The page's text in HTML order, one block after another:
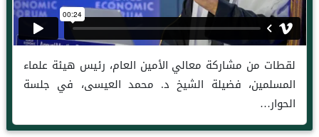
لقطات من مشاركة معالي الأمين العام، رئيس هيئة علماء
المسلمين، فضيلة الشيخ د. محمد العيسى، في جلسة
الحوار…